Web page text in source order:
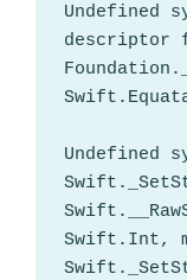
Undefined
descriptor
Undefined
Swift.Int,